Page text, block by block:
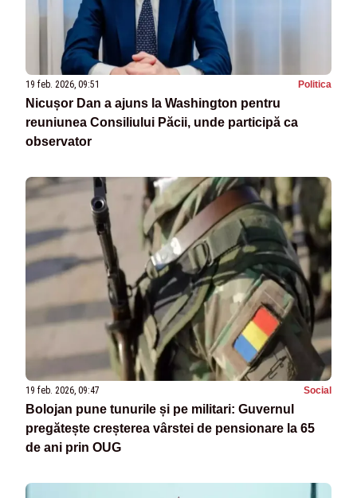
19 feb. 2026, 09:51 Politica
Nicușor Dan a ajuns la Washington pentru
reuniunea Consiliului Păcii, unde participă ca
observator
19 feb. 2026, 09:47 Social
Bolojan pune tunurile și pe militari: Guvernul
pregătește creșterea vârstei de pensionare la 65
de ani prin OUG